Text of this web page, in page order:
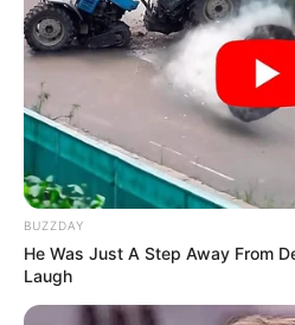
chloss Annaburg.
Kupferhammer Thießen -
Jahre alt ist der mit
Kupferhammer in Thießen.
Betrieb und kann als
besichtigt werden.
ammer-thiessen.de.
Technikmuseum "Hugo
Luftfahrtausstellung in
Modellen, Dokumenten
BUZZDAY
He Was Just A Step Away From
Laugh